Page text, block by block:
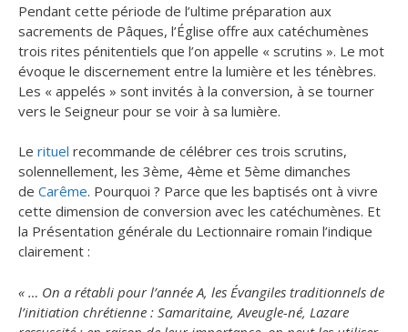
Pendant cette période de l’ultime préparation aux
sacrements de Pâques, l’Église offre aux catéchumènes
trois rites pénitentiels que l’on appelle « scrutins ». Le mot
évoque le discernement entre la lumière et les ténèbres.
Les « appelés » sont invités à la conversion, à se tourner
vers le Seigneur pour se voir à sa lumière.
Le rituel recommande de célébrer ces trois scrutins,
solennellement, les 3ème, 4ème et 5ème dimanches
de Carême. Pourquoi ? Parce que les baptisés ont à vivre
cette dimension de conversion avec les catéchumènes. Et
la Présentation générale du Lectionnaire romain l’indique
clairement :
« … On a rétabli pour l’année A, les Évangiles traditionnels de
l’initiation chrétienne : Samaritaine, Aveugle-né, Lazare